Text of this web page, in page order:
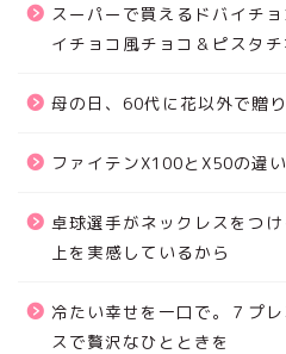
スーパーで買えるドバイチ
イチョコ風チョコ＆ピスタチ
母の日、60代に花以外で贈
ファイテンX100とX50の違
卓球選手がネックレスをつ
上を実感しているから
冷たい幸せを一口で。７プ
スで贅沢なひとときを